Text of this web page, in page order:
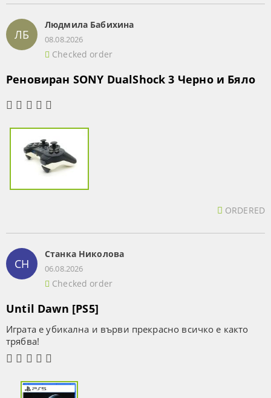
ЛБ
Людмила Бабихина
08.08.2026
Checked order
Реновиран SONY DualShock 3 Черно и Бяло
ORDERED
СН
Станка Николова
06.08.2026
Checked order
Until Dawn [PS5]
Играта е убикална и върви прекрасно всичко е както
трябва!